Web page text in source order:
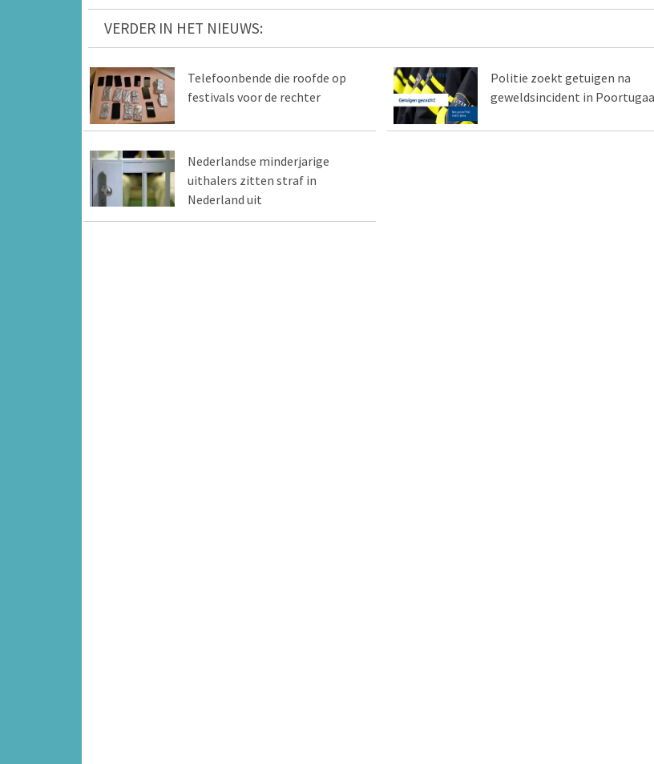
VERDER IN HET NIEUWS:
Telefoonbende die roofde op
festivals voor de rechter
Politie zoekt getuigen na
geweldsincident in
Nederlandse minderjarige
uithalers zitten straf in
Nederland uit